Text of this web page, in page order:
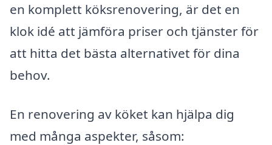
en komplett köksrenovering, är det en
klok idé att jämföra priser och tjänster för
att hitta det bästa alternativet för dina
behov.
En renovering av köket kan hjälpa dig
med många aspekter, såsom: